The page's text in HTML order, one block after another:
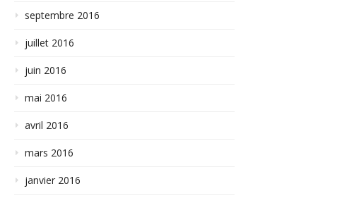
septembre 2016
juillet 2016
juin 2016
mai 2016
avril 2016
mars 2016
janvier 2016